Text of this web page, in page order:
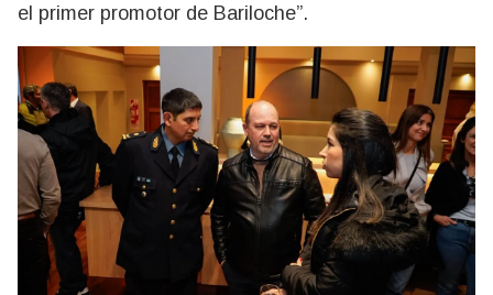
el primer promotor de Bariloche”.